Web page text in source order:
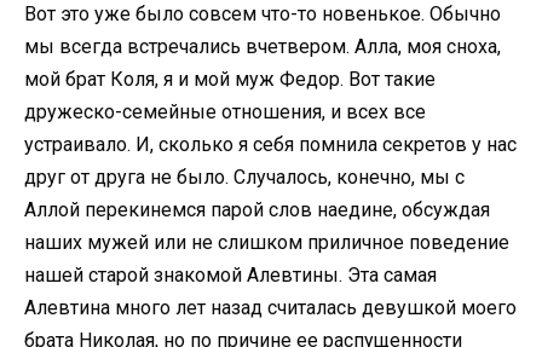
Вот это уже было совсем что-то новенькое. Обычно
мы всегда встречались вчетвером. Алла, моя сноха,
мой брат Коля, я и мой муж Федор. Вот такие
дружеско-семейные отношения, и всех все
устраивало. И, сколько я себя помнила секретов у нас
друг от друга не было. Случалось, конечно, мы с
Аллой перекинемся парой слов наедине, обсуждая
наших мужей или не слишком приличное поведение
нашей старой знакомой Алевтины. Эта самая
Алевтина много лет назад считалась девушкой моего
брата Николая, но по причине ее распущенности